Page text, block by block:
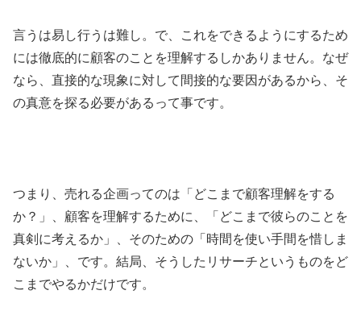
言うは易し行うは難し。で、これをできるようにするため
には徹底的に顧客のことを理解するしかありません。なぜ
なら、直接的な現象に対して間接的な要因があるから、そ
の真意を探る必要があるって事です。
つまり、売れる企画ってのは「どこまで顧客理解をする
か？」、顧客を理解するために、「どこまで彼らのことを
真剣に考えるか」、そのための「時間を使い手間を惜しま
ないか」、です。結局、そうしたリサーチというものをど
こまでやるかだけです。